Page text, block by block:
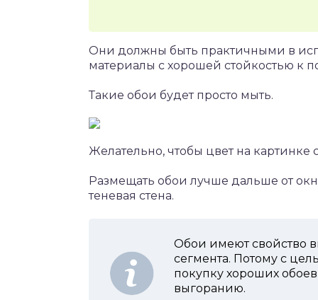
Они должны быть практичными в
материалы с хорошей стойкостью к
Такие обои будет просто мыть.
Желательно, чтобы цвет на картинке
Размещать обои лучше дальше от
теневая стена.
Обои имеют свойство
сегмента. Потому с
покупку хороших
выгоранию.